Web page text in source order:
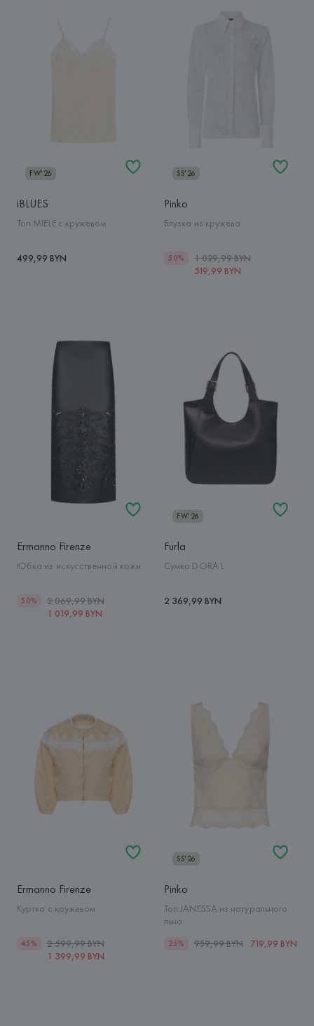
FW'26
iBLUES
Топ MIELE с кружевом
499,99 BYN
SS'26
Pinko
Блузка из кружева
50%
1 029,99 BYN
519,99 BYN
Ermanno Firenze
Юбка из искусственной кожи
50%
2 069,99 BYN
1 019,99 BYN
FW'26
Furla
Сумка DORA L
2 369,99 BYN
Ermanno Firenze
Куртка с кружевом
45%
2 599,99 BYN
1 399,99 BYN
SS'26
Pinko
Топ JANESSA из натурального
льна
25% 959,99 BYN 719,99 BYN